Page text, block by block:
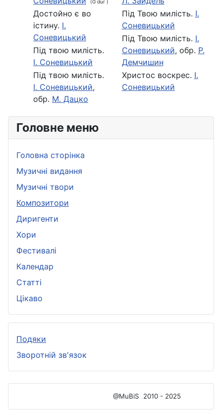
Головне меню
Головна сторінка
Музичні видання
Музичні твори
Композитори
Диригенти
Хори
Фестивалі
Календар
Статті
Цікаво
Подяки
Зворотній зв'язок
(G dur )
Достойно є во
істину. І.
Соневицький
Під твою милість.
І. Соневицький
Під твою милість.
І. Соневицький,
обр. М. Дацко
Під Твою милість. І.
Соневицький
Під Твою милість. І.
Соневицький, обр. Р.
Демчишин
Христос воскрес. І.
Соневицький
@MuBiS 2010 - 2025